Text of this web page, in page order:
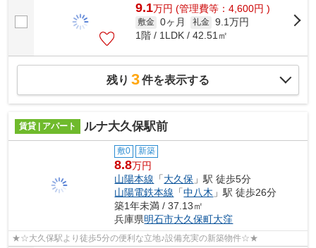
9.1万円 (管理費等：4,600円 )
敷金 0ヶ月 礼金 9.1万円
1階 / 1LDK / 42.51㎡
残り 3件を表示する
賃貸 | アパート ルナ大久保駅前
敷0 新築
8.8万円
山陽本線 「大久保 」駅 徒歩5分
山陽電鉄本線 「中八木 」駅 徒歩26分
築1年未満 / 37.13㎡
兵庫県明石市大久保町大窪
★☆大久保駅より徒歩5分の便利な立地♪設備充実の新築物件☆★